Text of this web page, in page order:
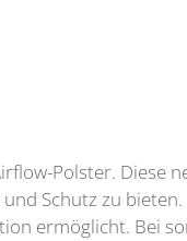
Polster. Diese
Schutz zu
ermöglicht. Bei